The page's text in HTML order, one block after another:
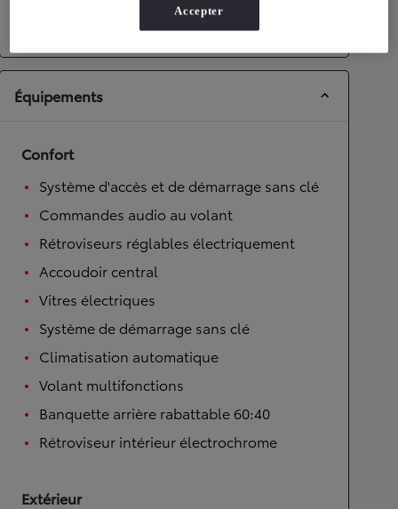
Roues motrices avant
Boîte automatique
Équipements
Confort
Système d'accès et de démarrage sans clé
Commandes audio au volant
Rétroviseurs réglables électriquement
Accoudoir central
Vitres électriques
Système de démarrage sans clé
Climatisation automatique
Volant multifonctions
Banquette arrière rabattable 60:40
Rétroviseur intérieur électrochrome
Extérieur
Accepter